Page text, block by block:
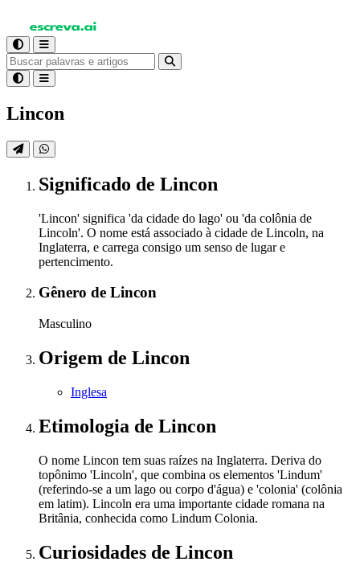
Lincon
Significado de Lincon
'Lincon' significa 'da cidade do lago' ou 'da colônia de
Lincoln'. O nome está associado à cidade de Lincoln, na
Inglaterra, e carrega consigo um senso de lugar e
pertencimento.
Gênero de Lincon
Masculino
Origem de Lincon
Inglesa
Etimologia de Lincon
O nome Lincon tem suas raízes na Inglaterra. Deriva do
topônimo 'Lincoln', que combina os elementos 'Lindum'
(referindo-se a um lago ou corpo d'água) e 'colonia' (colônia
em latim). Lincoln era uma importante cidade romana na
Britânia, conhecida como Lindum Colonia.
Curiosidades de Lincon